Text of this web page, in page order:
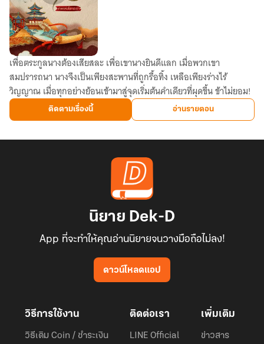
ใจ
คุณ
พ่อ
ซุป
ตาร์
★
เมื่อ
ชะตา
หวน
คืน
เพื่อตระกูลนางต้องเสียสละ เพื่อเขานางยินดีแลก เมื่อพวกเขา
สมปรารถนา นางจึงเป็นเพียงสะพานที่ถูกรื้อทิ้ง เหลือเพียงร่างไร้
วิญญาณ เมื่อทุกอย่างย้อนเข้ามาสู่จุดเริ่มต้นคำเดียวที่ผุดขึ้น ข้าไม่ยอม!
ติดตามเรื่องนี้ อ่านรายตอน
นิยาย Dek-D
App ที่จะทำให้คุณอ่านนิยายจนวางมือถือไม่ลง!
ดาวน์โหลดแอป
วิธีการใช้งาน
วิธีเติม Coin / ชำระเงิน
ติดต่อเรา
LINE Official
เพิ่มเติม
ข่าวสาร